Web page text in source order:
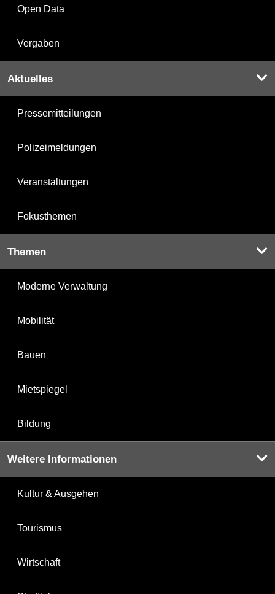
Open Data
Vergaben
Aktuelles
Pressemitteilungen
Polizeimeldungen
Veranstaltungen
Fokusthemen
Themen
Moderne Verwaltung
Mobilität
Bauen
Mietspiegel
Bildung
Weitere Informationen
Kultur & Ausgehen
Tourismus
Wirtschaft